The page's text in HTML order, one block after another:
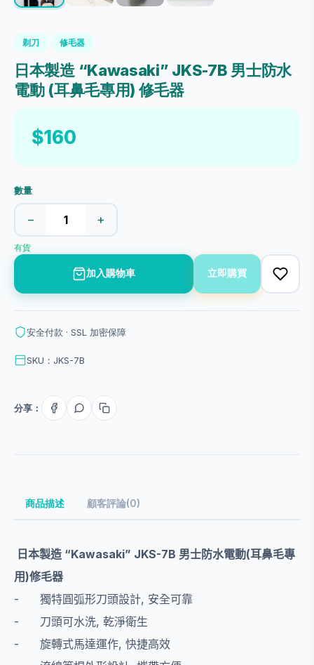
剃刀 修毛器
日本製造 “Kawasaki” JKS-7B 男士防水
電動 (耳鼻毛專用) 修毛器
$160
數量
− +
有貨
加入購物車 立即購買
安全付款 · SSL 加密保障
SKU：JKS-7B
分享：
商品描述 顧客評論(0)
日本製造 “Kawasaki” JKS-7B 男士防水電動(耳鼻毛專
用)修毛器
-
獨特圓弧形刀頭設計, 安全可靠
-
刀頭可水洗, 乾淨衛生
-
旋轉式馬達運作, 快捷高效